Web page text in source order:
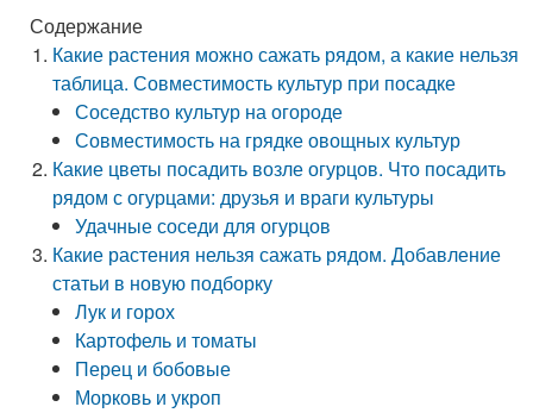
Содержание
Какие растения можно сажать рядом, а какие нельзя
таблица. Совместимость культур при посадке
Соседство культур на огороде
Совместимость на грядке овощных культур
Какие цветы посадить возле огурцов. Что посадить
рядом с огурцами: друзья и враги культуры
Удачные соседи для огурцов
Какие растения нельзя сажать рядом. Добавление
статьи в новую подборку
Лук и горох
Картофель и томаты
Перец и бобовые
Морковь и укроп